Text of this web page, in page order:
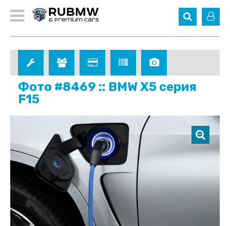
Фото #8469 :: BMW X5 серия
F15